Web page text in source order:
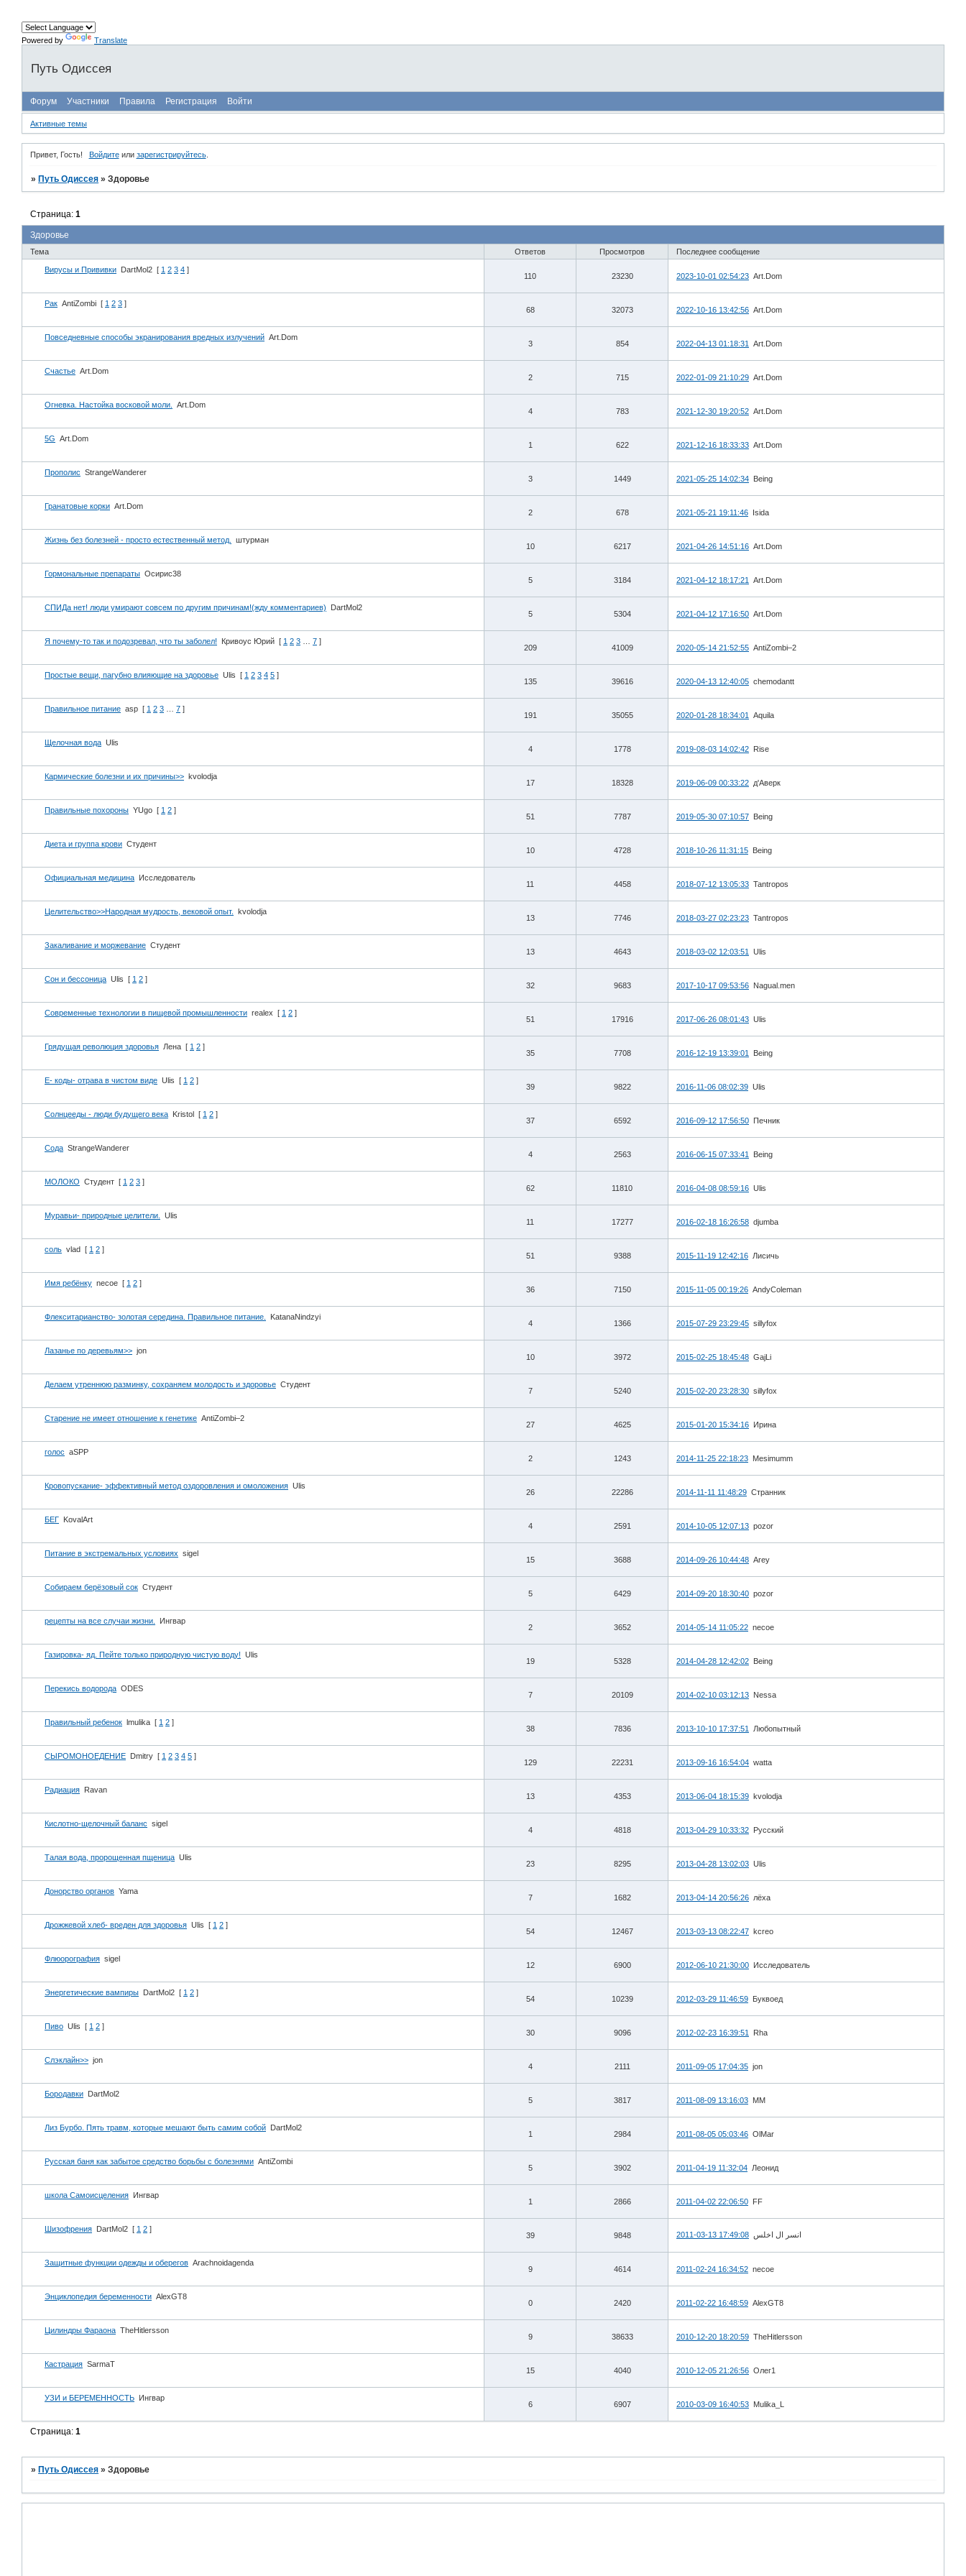
Powered by Translate
Путь Одиссея
Форум Участники Правила Регистрация Войти
Активные темы
Привет, Гость! Войдитеили зарегистрируйтесь.
» Путь Одиссея »Здоровье
Здоровье
Страница:1
Тема Ответов Просмотров Последнее сообщение
Вирусы и Прививки DartMol2 [ 1 2 3 4 ]
110 23230 2023-10-01 02:54:23 Art.Dom
Рак AntiZombi [ 1 2 3 ]
68 32073 2022-10-16 13:42:56 Art.Dom
Повседневные способы экранирования вредных излучений Art.Dom
3 854 2022-04-13 01:18:31 Art.Dom
Счастье Art.Dom
2 715 2022-01-09 21:10:29 Art.Dom
Огневка. Настойка восковой моли. Art.Dom
4 783 2021-12-30 19:20:52 Art.Dom
5G Art.Dom
1 622 2021-12-16 18:33:33 Art.Dom
Прополис StrangeWanderer
3 1449 2021-05-25 14:02:34 Being
Гранатовые корки Art.Dom
2 678 2021-05-21 19:11:46 Isida
Жизнь без болезней - просто естественный метод. штурман
10 6217 2021-04-26 14:51:16 Art.Dom
Гормональные препараты Осирис38
5 3184 2021-04-12 18:17:21 Art.Dom
СПИДа нет! люди умирают совсем по другим причинам!(жду комментариев) DartMol2
5 5304 2021-04-12 17:16:50 Art.Dom
Я почему-то так и подозревал, что ты заболел! Кривоус Юрий [ 1 2 3 7 ]
209 41009 2020-05-14 21:52:55 AntiZombi–2
Простые вещи, пагубно влияющие на здоровье Ulis [ 1 2 3 4 5 ]
135 39616 2020-04-13 12:40:05 chemodantt
Правильное питание asp [ 1 2 3 7 ]
191 35055 2020-01-28 18:34:01 Aquila
Щелочная вода Ulis
4 1778 2019-08-03 14:02:42 Rise
Кармические болезни и их причины>> kvolodja
17 18328 2019-06-09 00:33:22 д'Аверк
Правильные похороны YUgo [ 1 2 ]
51 7787 2019-05-30 07:10:57 Being
Диета и группа крови Студент
10 4728 2018-10-26 11:31:15 Being
Официальная медицина Исследователь
11 4458 2018-07-12 13:05:33 Tantropos
Целительство>>Народная мудрость, вековой опыт. kvolodja
13 7746 2018-03-27 02:23:23 Tantropos
Закаливание и моржевание Студент
13 4643 2018-03-02 12:03:51 Ulis
Сон и бессоница Ulis [ 1 2 ]
32 9683 2017-10-17 09:53:56 Nagual.men
Современные технологии в пищевой промышленности realex [ 1 2 ]
51 17916 2017-06-26 08:01:43 Ulis
Грядущая революция здоровья Лена [ 1 2 ]
35 7708 2016-12-19 13:39:01 Being
Е- коды- отрава в чистом виде Ulis [ 1 2 ]
39 9822 2016-11-06 08:02:39 Ulis
Солнцееды - люди будущего века Kristol [ 1 2 ]
37 6592 2016-09-12 17:56:50 Печник
Сода StrangeWanderer
4 2563 2016-06-15 07:33:41 Being
МОЛОКО Студент [ 1 2 3 ]
62 11810 2016-04-08 08:59:16 Ulis
Муравьи- природные целители. Ulis
11 17277 2016-02-18 16:26:58 djumba
соль vlad [ 1 2 ]
51 9388 2015-11-19 12:42:16 Лисичь
Имя ребёнку necoe [ 1 2 ]
36 7150 2015-11-05 00:19:26 AndyColeman
Флекситарианство- золотая середина. Правильное питание. KatanaNindzyi
4 1366 2015-07-29 23:29:45 sillyfox
Лазанье по деревьям>> jon
10 3972 2015-02-25 18:45:48 GajLi
Делаем утреннюю разминку, сохраняем молодость и здоровье Студент
7 5240 2015-02-20 23:28:30 sillyfox
Cтарение не имеет отношение к генетике AntiZombi–2
27 4625 2015-01-20 15:34:16 Ирина
голос aSPP
2 1243 2014-11-25 22:18:23 Mesimumm
Кровопускание- эффективный метод оздоровления и омоложения Ulis
26 22286 2014-11-11 11:48:29 Странник
БЕГ KovalArt
4 2591 2014-10-05 12:07:13 pozor
Питание в экстремальных условиях sigel
15 3688 2014-09-26 10:44:48 Arey
Собираем берёзовый сок Студент
5 6429 2014-09-20 18:30:40 pozor
рецепты на все случаи жизни. Ингвар
2 3652 2014-05-14 11:05:22 necoe
Газировка- яд. Пейте только природную чистую воду! Ulis
19 5328 2014-04-28 12:42:02 Being
Перекись водорода ODES
7 20109 2014-02-10 03:12:13 Nessa
Правильный ребенок lmulika [ 1 2 ]
38 7836 2013-10-10 17:37:51 Любопытный
СЫРОМОНОЕДЕНИЕ Dmitry [ 1 2 3 4 5 ]
129 22231 2013-09-16 16:54:04 watta
Радиация Ravan
13 4353 2013-06-04 18:15:39 kvolodja
Кислотно-щелочный баланс sigel
4 4818 2013-04-29 10:33:32 Русский
Талая вода, пророщенная пщеница Ulis
23 8295 2013-04-28 13:02:03 Ulis
Донорство органов Yama
7 1682 2013-04-14 20:56:26 лёха
Дрожжевой хлеб- вреден для здоровья Ulis [ 1 2 ]
54 12467 2013-03-13 08:22:47 kcreo
Флюорография sigel
12 6900 2012-06-10 21:30:00 Исследователь
Энергетические вампиры DartMol2 [ 1 2 ]
54 10239 2012-03-29 11:46:59 Буквоед
Пиво Ulis [ 1 2 ]
30 9096 2012-02-23 16:39:51 Rha
Слэклайн>> jon
4 2111 2011-09-05 17:04:35 jon
Бородавки DartMol2
5 3817 2011-08-09 13:16:03 MM
Лиз Бурбо. Пять травм, которые мешают быть самим собой DartMol2
1 2984 2011-08-05 05:03:46 OlMar
Русская баня как забытое средство борьбы с болезнями AntiZombi
5 3902 2011-04-19 11:32:04 Леонид
школа Самоисцеления Ингвар
1 2866 2011-04-02 22:06:50 FF
Шизофрения DartMol2 [ 1 2 ]
39 9848 2011-03-13 17:49:08 انسر ال اخلس
Защитные функции одежды и оберегов Arachnoidagenda
9 4614 2011-02-24 16:34:52 necoe
Энциклопедия беременности AlexGT8
0 2420 2011-02-22 16:48:59 AlexGT8
Цилиндры Фараона TheHitlersson
9 38633 2010-12-20 18:20:59 TheHitlersson
Кастрация SarmaT
15 4040 2010-12-05 21:26:56 Олег1
УЗИ и БЕРЕМЕННОСТЬ Ингвар
6 6907 2010-03-09 16:40:53 Mulika_L
Страница:1
»Путь Одиссея »Здоровье